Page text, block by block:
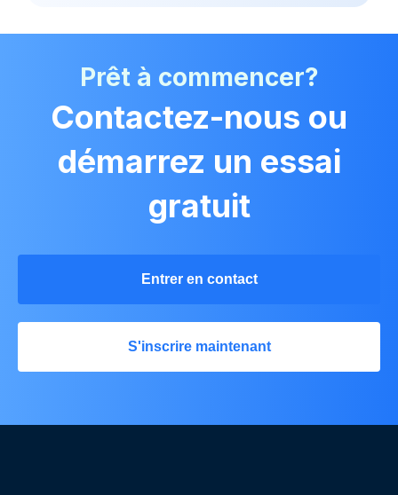
Prêt à commencer?
Contactez-nous ou
démarrez un essai
gratuit
Entrer en contact
S'inscrire maintenant